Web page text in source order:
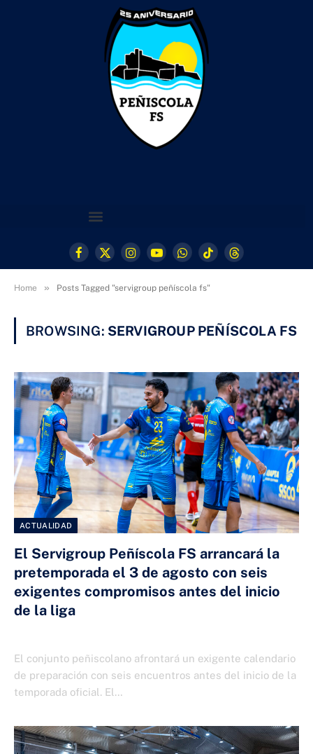
Facebook
X
(Twitter)
Instagram
YouTubeWhatsApp
TikTokThreads
Home » Posts Tagged "servigroup peñíscola fs"
BROWSING: SERVIGROUP PEÑÍSCOLA FS
ACTUALIDAD
El Servigroup Peñíscola FS arrancará la
pretemporada el 3 de agosto con seis
exigentes compromisos antes del inicio
de la liga
El conjunto peñiscolano afrontará un exigente calendario
de preparación con seis encuentros antes del inicio de la
temporada oficial. El…